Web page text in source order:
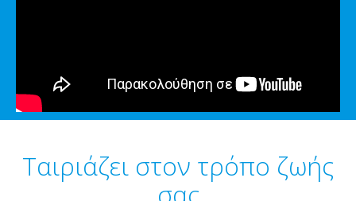
Ταιριάζει στον τρόπο ζωής